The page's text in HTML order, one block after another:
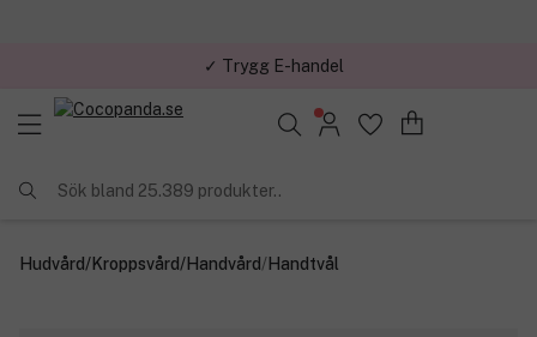
✓ Trygg E-handel
Sök bland 25.389 produkter..
Hudvård/Kroppsvård/Handvård/Handtvål